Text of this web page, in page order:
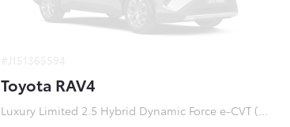
Toyota RAV4
Luxury Limited 2.5 Hybrid Dynamic Force e-CVT (Priekšējā piedziņa) (131 kW)